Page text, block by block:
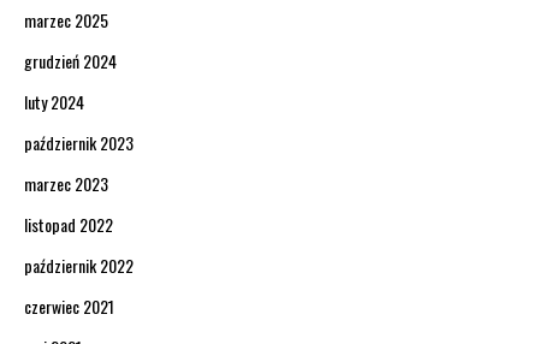
marzec 2025
grudzień 2024
luty 2024
październik 2023
marzec 2023
listopad 2022
październik 2022
czerwiec 2021